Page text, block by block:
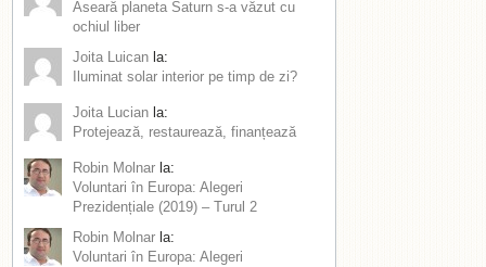
Aseară planeta Saturn s-a văzut cu
ochiul liber
Joita Luican la:
Iluminat solar interior pe timp de zi?
Joita Lucian la:
Protejează, restaurează, finanțează
Robin Molnar la:
Voluntari în Europa: Alegeri
Prezidențiale (2019) – Turul 2
Robin Molnar la:
Voluntari în Europa: Alegeri